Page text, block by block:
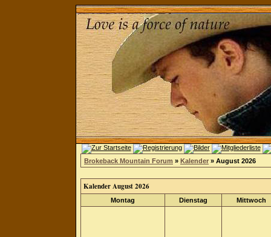
Brokeback Mountain Forum » Kalender » August 2026
Kalender August 2026
Montag Dienstag Mittwoch